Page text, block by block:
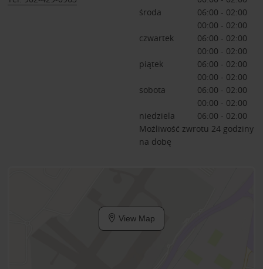
środa
06:00 - 02:00
00:00 - 02:00
czwartek
06:00 - 02:00
00:00 - 02:00
piątek
06:00 - 02:00
00:00 - 02:00
sobota
06:00 - 02:00
00:00 - 02:00
niedziela
06:00 - 02:00
Możliwość zwrotu 24 godziny
na dobę
View Map